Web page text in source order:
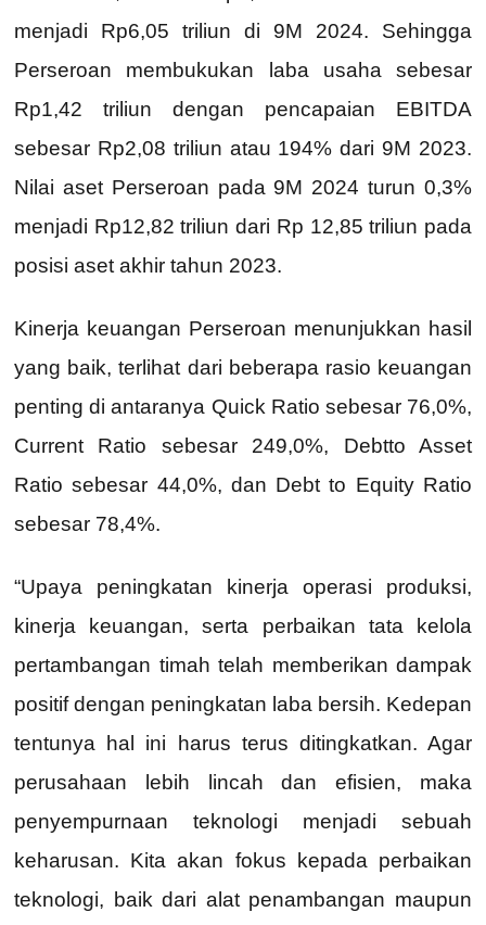
menjadi Rp6,05 triliun di 9M 2024. Sehingga
Perseroan membukukan laba usaha sebesar
Rp1,42 triliun dengan pencapaian EBITDA
sebesar Rp2,08 triliun atau 194% dari 9M 2023.
Nilai aset Perseroan pada 9M 2024 turun 0,3%
menjadi Rp12,82 triliun dari Rp 12,85 triliun pada
posisi aset akhir tahun 2023.
Kinerja keuangan Perseroan menunjukkan hasil
yang baik, terlihat dari beberapa rasio keuangan
penting di antaranya Quick Ratio sebesar 76,0%,
Current Ratio sebesar 249,0%, Debtto Asset
Ratio sebesar 44,0%, dan Debt to Equity Ratio
sebesar 78,4%.
“Upaya peningkatan kinerja operasi produksi,
kinerja keuangan, serta perbaikan tata kelola
pertambangan timah telah memberikan dampak
positif dengan peningkatan laba bersih. Kedepan
tentunya hal ini harus terus ditingkatkan. Agar
perusahaan lebih lincah dan efisien, maka
penyempurnaan teknologi menjadi sebuah
keharusan. Kita akan fokus kepada perbaikan
teknologi, baik dari alat penambangan maupun